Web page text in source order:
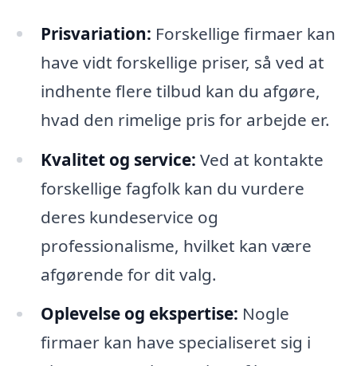
Prisvariation: Forskellige firmaer kan
have vidt forskellige priser, så ved at
indhente flere tilbud kan du afgøre,
hvad den rimelige pris for arbejde er.
Kvalitet og service: Ved at kontakte
forskellige fagfolk kan du vurdere
deres kundeservice og
professionalisme, hvilket kan være
afgørende for dit valg.
Oplevelse og ekspertise: Nogle
firmaer kan have specialiseret sig i